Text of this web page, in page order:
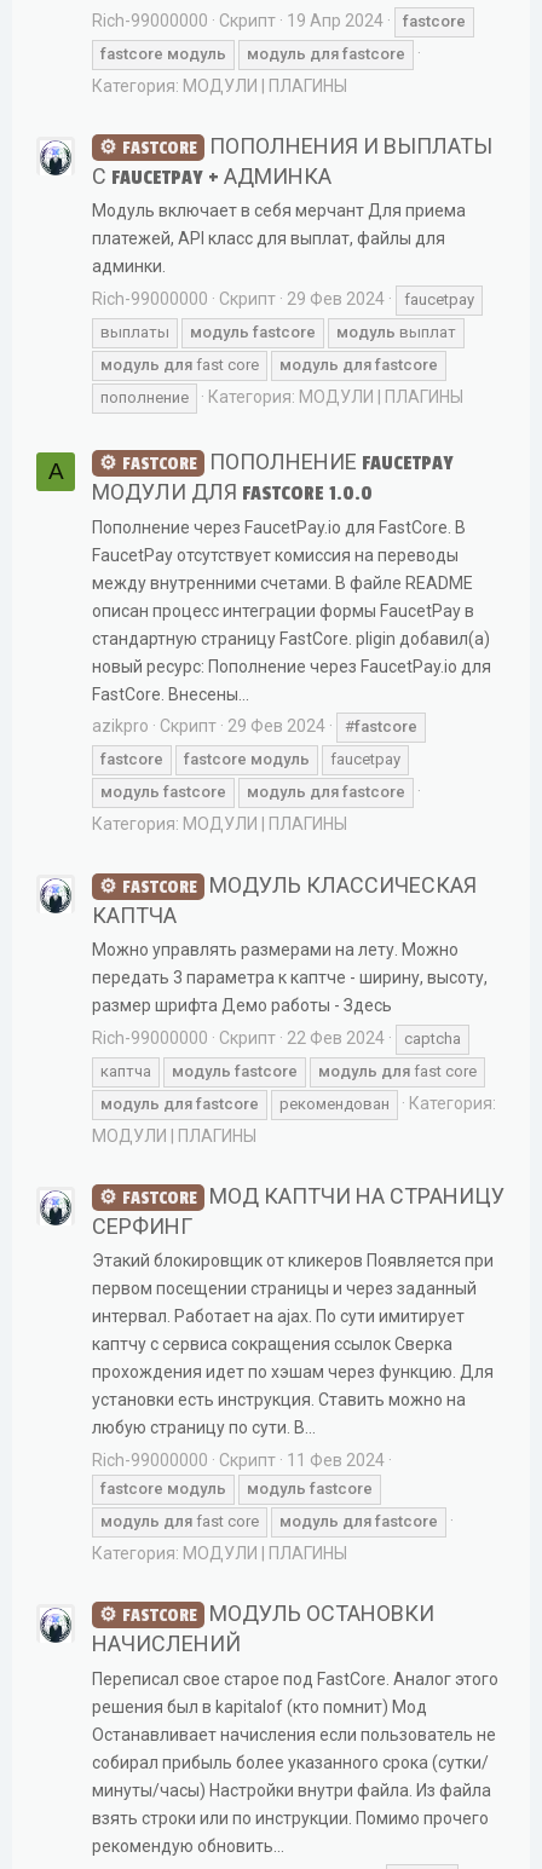
Rich-99000000
Скрипт 19 Апр 2024
fastcore
fastcore модуль модуль для fastcore
Категория: МОДУЛИ | ПЛАГИНЫ
FASTCORE
ПОПОЛНЕНИЯ И ВЫПЛАТЫ
С FAUCETPAY + АДМИНКА
Модуль включает в себя мерчант Для приема
платежей, API класс для выплат, файлы для
админки.
Rich-99000000
Скрипт 29 Фев 2024
faucetpay
выплаты
модуль fastcore модуль выплат
модуль для fast core модуль для fastcore
пополнение
Категория: МОДУЛИ | ПЛАГИНЫ
A FASTCORE
ПОПОЛНЕНИЕ FAUCETPAY
МОДУЛИ ДЛЯ FASTCORE 1.0.0
Пополнение через FaucetPay.io для FastCore. В
FaucetPay отсутствует комиссия на переводы
между внутренними счетами. В файле README
описан процесс интеграции формы FaucetPay в
стандартную страницу FastCore. pligin добавил(а)
новый ресурс: Пополнение через FaucetPay.io для
FastCore. Внесены...
azikpro
Скрипт 29 Фев 2024 #fastcore
fastcore
fastcore модуль
faucetpay
модуль fastcore модуль для fastcore
Категория: МОДУЛИ | ПЛАГИНЫ
FASTCORE
МОДУЛЬ КЛАССИЧЕСКАЯ
КАПТЧА
Можно управлять размерами на лету. Можно
передать 3 параметра к каптче - ширину, высоту,
размер шрифта Демо работы - Здесь
Rich-99000000
Скрипт 22 Фев 2024
captcha
каптча
модуль fastcore модуль для fast core
модуль для fastcore рекомендован
Категория:
МОДУЛИ | ПЛАГИНЫ
FASTCORE
МОД КАПТЧИ НА СТРАНИЦУ
СЕРФИНГ
Этакий блокировщик от кликеров Появляется при
первом посещении страницы и через заданный
интервал. Работает на ajax. По сути имитирует
каптчу с сервиса сокращения ссылок Сверка
прохождения идет по хэшам через функцию. Для
установки есть инструкция. Ставить можно на
любую страницу по сути. В...
Rich-99000000
Скрипт 11 Фев 2024
fastcore модуль модуль fastcore
модуль для fast core модуль для fastcore
Категория: МОДУЛИ | ПЛАГИНЫ
FASTCORE
МОДУЛЬ ОСТАНОВКИ
НАЧИСЛЕНИЙ
Переписал свое старое под FastCore. Аналог этого
решения был в kapitalof (кто помнит) Мод
Останавливает начисления если пользователь не
собирал прибыль более указанного срока (сутки/
минуты/часы) Настройки внутри файла. Из файла
взять строки или по инструкции. Помимо прочего
рекомендую обновить...